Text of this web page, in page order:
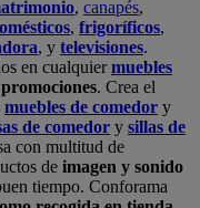
, canapés,
, frigoríficos,
, y televisiones.
en cualquiermuebles
. Crea el
muebles de comedor y
de comedor y sillas de
con multitud de
de imagen y sonido
tiempo. Conforama